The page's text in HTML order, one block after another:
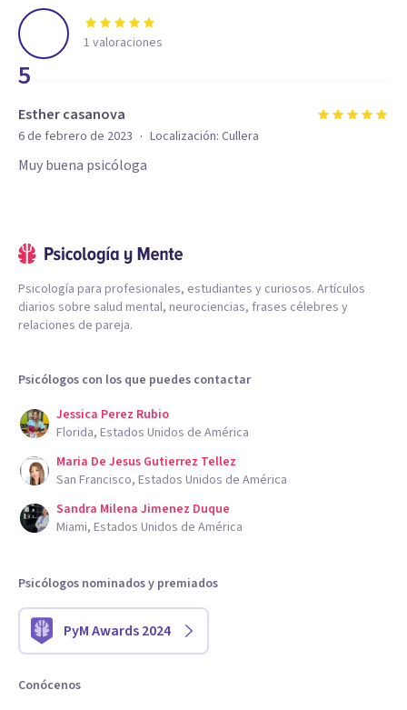
5
1 valoraciones
Esther casanova
6 de febrero de 2023 · Localización: Cullera
Muy buena psicóloga
Psicología para profesionales, estudiantes y curiosos. Artículos
diarios sobre salud mental, neurociencias, frases célebres y
relaciones de pareja.
Psicólogos con los que puedes contactar
Jessica Perez Rubio
Florida, Estados Unidos de América
Maria De Jesus Gutierrez Tellez
San Francisco, Estados Unidos de América
Sandra Milena Jimenez Duque
Miami, Estados Unidos de América
Psicólogos nominados y premiados
PyM Awards 2024
Conócenos